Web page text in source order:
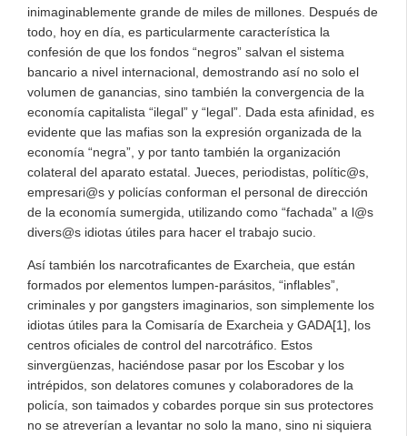
inimaginablemente grande de miles de millones. Después de
todo, hoy en día, es particularmente característica la
confesión de que los fondos “negros” salvan el sistema
bancario a nivel internacional, demostrando así no solo el
volumen de ganancias, sino también la convergencia de la
economía capitalista “ilegal” y “legal”. Dada esta afinidad, es
evidente que las mafias son la expresión organizada de la
economía “negra”, y por tanto también la organización
colateral del aparato estatal. Jueces, periodistas, polític@s,
empresari@s y policías conforman el personal de dirección
de la economía sumergida, utilizando como “fachada” a l@s
divers@s idiotas útiles para hacer el trabajo sucio.
Así también los narcotraficantes de Exarcheia, que están
formados por elementos lumpen-parásitos, “inflables”,
criminales y por gangsters imaginarios, son simplemente los
idiotas útiles para la Comisaría de Exarcheia y GADA[1], los
centros oficiales de control del narcotráfico. Estos
sinvergüenzas, haciéndose pasar por los Escobar y los
intrépidos, son delatores comunes y colaboradores de la
policía, son taimados y cobardes porque sin sus protectores
no se atreverían a levantar no solo la mano, sino ni siquiera